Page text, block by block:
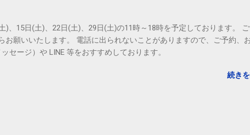
)、15日(土)、22日(土)、29日(土)の11時～18時を予定しております。
お願いいたします。 電話に出られないことがありますので、ご予約、
セージ）や LINE 等をおすすめしております。
続き